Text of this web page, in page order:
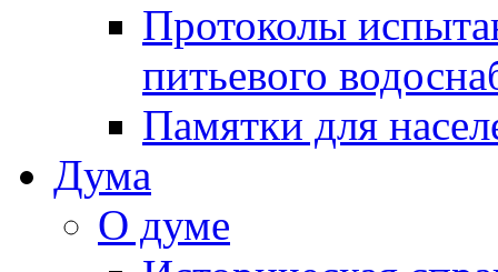
Протоколы
питьевого
Памятки для
Дума
О думе